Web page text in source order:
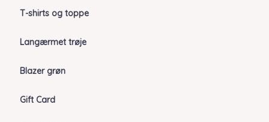
T-shirts og toppe
Langærmet trøje
Blazer grøn
Gift Card